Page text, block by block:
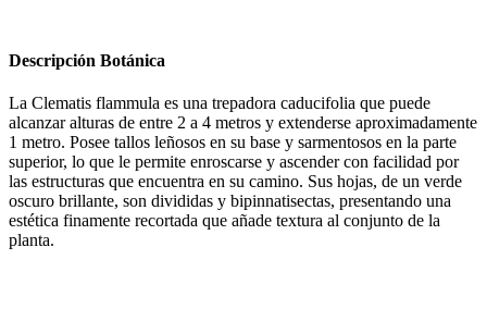
Descripción Botánica
La Clematis flammula es una trepadora caducifolia que puede
alcanzar alturas de entre 2 a 4 metros y extenderse aproximadamente
1 metro. Posee tallos leñosos en su base y sarmentosos en la parte
superior, lo que le permite enroscarse y ascender con facilidad por
las estructuras que encuentra en su camino. Sus hojas, de un verde
oscuro brillante, son divididas y bipinnatisectas, presentando una
estética finamente recortada que añade textura al conjunto de la
planta.